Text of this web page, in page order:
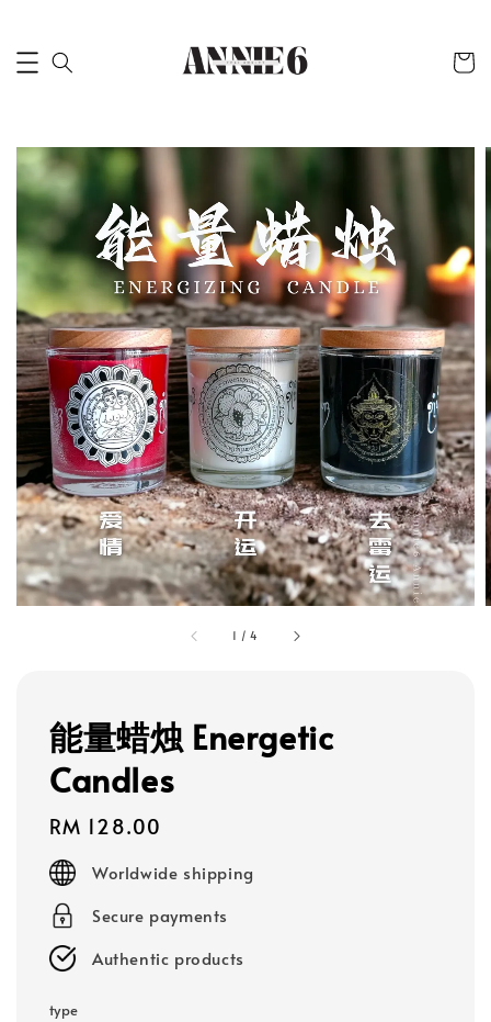
1 /4
能量蜡烛 Energetic
Candles
Regular
price
RM 128.00
Worldwide shipping
Secure payments
Authentic products
type